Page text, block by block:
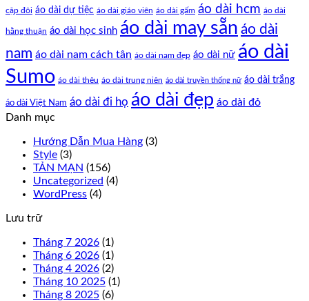
cặp đôi áo dài dự tiệc áo dài giáo viên áo dài gấm áo dài hcm áo dài
hằng thuận áo dài học sinh áo dài may sẵn áo dài
nam áo dài nam cách tân áo dài nam đẹp áo dài nữ áo dài
Sumo áo dài thêu áo dài trung niên áo dài truyền thống nữ áo dài trắng
áo dài Việt Nam áo dài đi họ áo dài đẹp áo dài đỏ
Danh mục
Hướng Dẫn Mua Hàng (3)
Style (3)
TẢN MẠN (156)
Uncategorized (4)
WordPress (4)
Lưu trữ
Tháng 7 2026 (1)
Tháng 6 2026 (1)
Tháng 4 2026 (2)
Tháng 10 2025 (1)
Tháng 8 2025 (6)